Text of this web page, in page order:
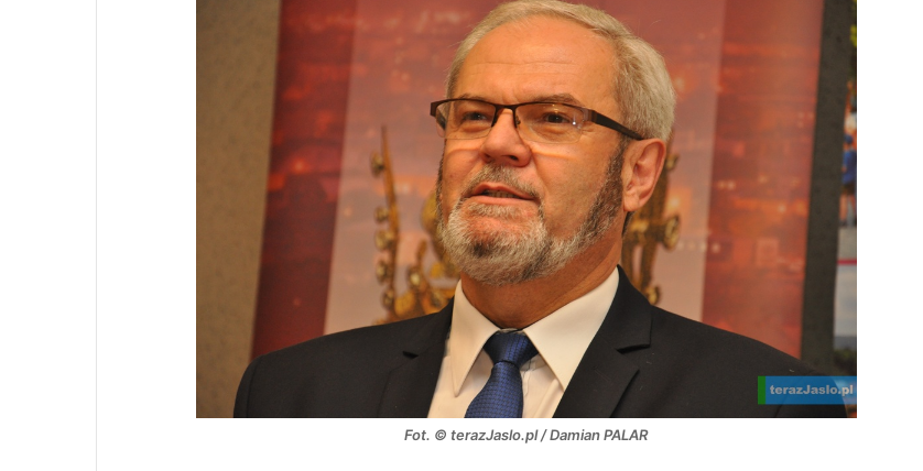
Fot. © terazJaslo.pl / Damian PALAR